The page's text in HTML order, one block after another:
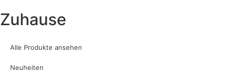
Zuhause
Alle Produkte ansehen
Neuheiten